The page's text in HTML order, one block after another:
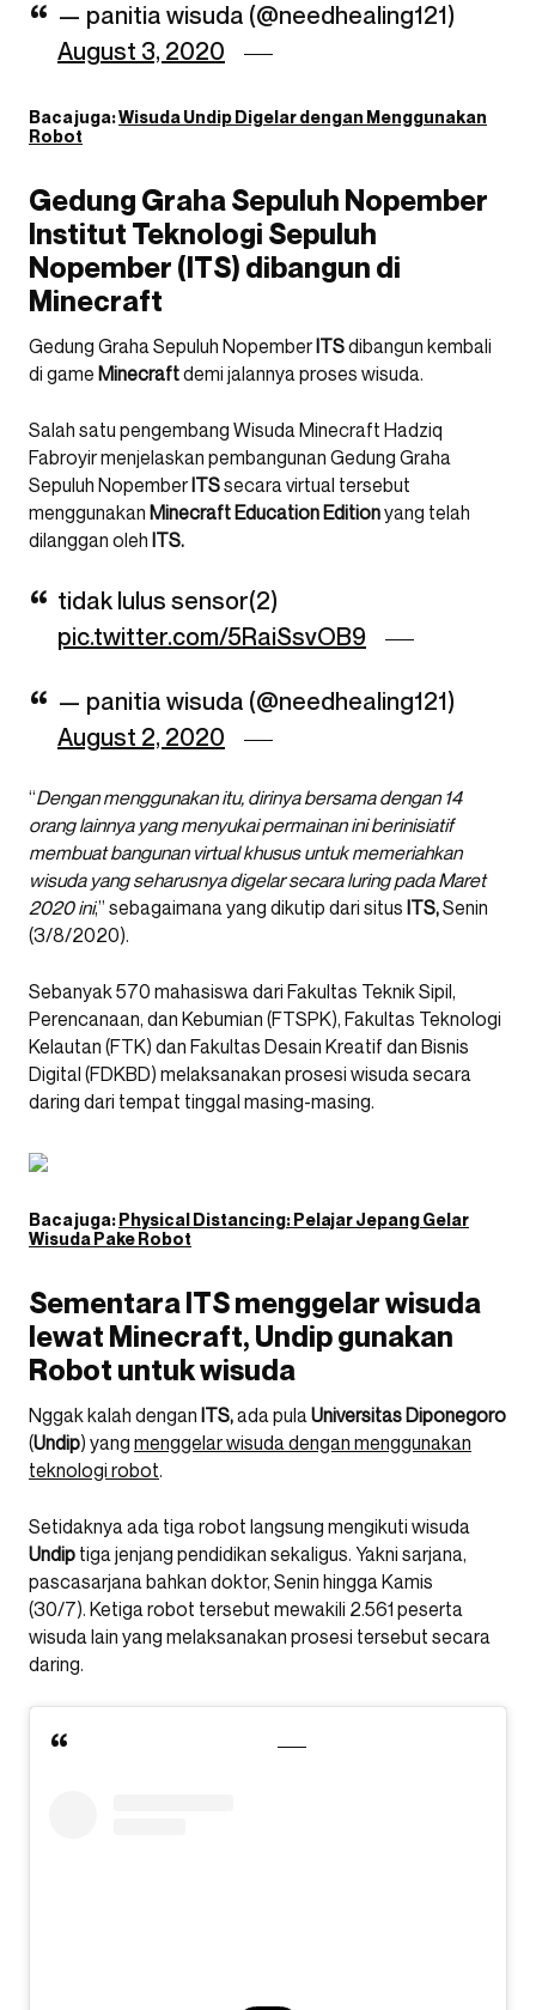
— panitia wisuda (@needhealing121)
August 3, 2020
Baca juga:Wisuda Undip Digelar dengan Menggunakan
Robot
Gedung Graha Sepuluh Nopember
Institut Teknologi Sepuluh
Nopember (ITS) dibangun di
Minecraft
Gedung Graha Sepuluh Nopember ITSdibangun kembali
di game Minecraftdemi jalannya proses wisuda.
Salah satu pengembang Wisuda Minecraft Hadziq
Fabroyir menjelaskan pembangunan Gedung Graha
Sepuluh Nopember ITSsecara virtual tersebut
menggunakan Minecraft Education Editionyang telah
dilanggan oleh ITS.
tidak lulus sensor(2)
pic.twitter.com/5RaiSsvOB9
— panitia wisuda (@needhealing121)
August 2, 2020
“Dengan menggunakan itu, dirinya bersama dengan 14
orang lainnya yang menyukai permainan ini berinisiatif
membuat bangunan virtual khusus untuk memeriahkan
wisuda yang seharusnya digelar secara luring pada Maret
2020 ini,” sebagaimana yang dikutip dari situs ITS,Senin
(3/8/2020).
Sebanyak 570 mahasiswa dari Fakultas Teknik Sipil,
Perencanaan, dan Kebumian (FTSPK), Fakultas Teknologi
Kelautan (FTK) dan Fakultas Desain Kreatif dan Bisnis
Digital (FDKBD) melaksanakan prosesi wisuda secara
daring dari tempat tinggal masing-masing.
Baca juga: Physical Distancing: Pelajar Jepang Gelar
Wisuda Pake Robot
Sementara ITS menggelar wisuda
lewat Minecraft, Undip gunakan
Robot untuk wisuda
Nggak kalah dengan ITS,ada pulaUniversitas Diponegoro
(Undip) yang menggelar wisuda dengan menggunakan
teknologi robot.
Setidaknya ada tiga robot langsung mengikuti wisuda
Undip tiga jenjang pendidikan sekaligus. Yakni sarjana,
pascasarjana bahkan doktor, Senin hingga Kamis
(30/7). Ketiga robot tersebut mewakili 2.561 peserta
wisuda lain yang melaksanakan prosesi tersebut secara
daring.